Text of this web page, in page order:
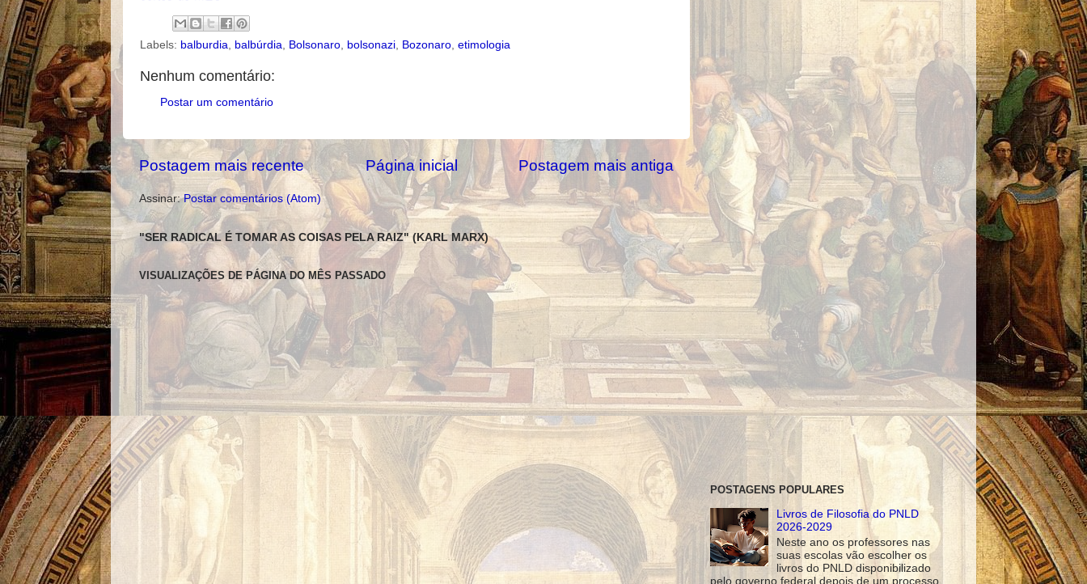
Labels: balburdia balbúrdia Bolsonaro bolsonazi Bozonaro etimologia
Nenhum comentário:
Postar um comentário
Postagem mais recente Postagem mais antiga
Página inicial
Assinar:Postar comentários (Atom)
"SER RADICAL É TOMAR AS COISAS PELA RAIZ" (KARL MARX)
VISUALIZAÇÕES DE PÁGINA DO MÊS PASSADO
POSTAGENS POPULARES
Livros de Filosofia do PNLD
2026-2029
Neste ano os professores nas
suas escolas vão escolher os
livros do PNLD disponibilizado
pelo governo federal depois de um processo